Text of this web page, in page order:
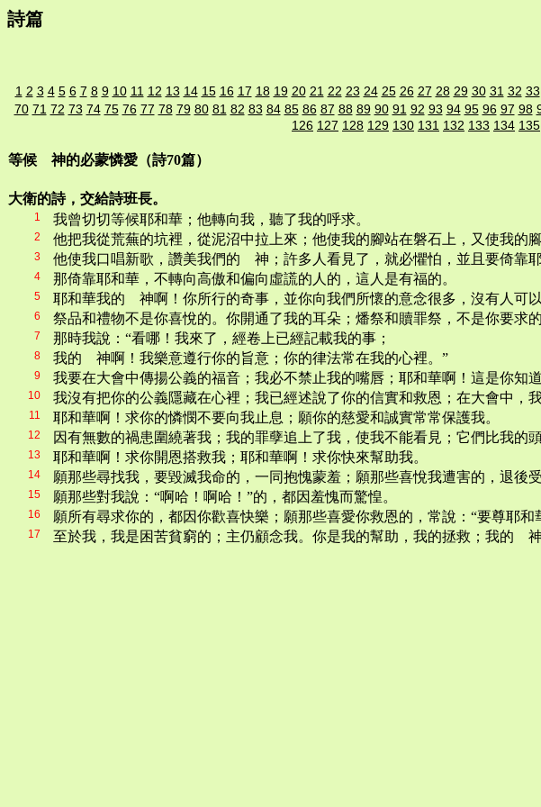
詩篇
1 2 3 4 5 6 7 8 9 10 11 12 13 14 15 16 17 18 19 20 21 22 23 24 25 26 27 28 29 30 31 32 33
70 71 72 73 74 75 76 77 78 79 80 81 82 83 84 85 86 87 88 89 90 91 92 93 94 95 96 97 98
126 127 128 129 130 131 132 133 134 135
等候 神的必蒙憐愛（詩70篇）
大衛的詩，交給詩班長。
1 我曾切切等候耶和華；他轉向我，聽了我的呼求。
2 他把我從荒蕪的坑裡，從泥沼中拉上來；他使我的腳站在磐石上，又使我的腳
3 他使我口唱新歌，讚美我們的 神；許多人看見了，就必懼怕，並且要倚靠耶
4 那倚靠耶和華，不轉向高傲和偏向虛謊的人的，這人是有福的。
5 耶和華我的 神啊！你所行的奇事，並你向我們所懷的意念很多，沒有人可
6 祭品和禮物不是你喜悅的。你開通了我的耳朵；燔祭和贖罪祭，不是你要求的
7 那時我說：“看哪！我來了，經卷上已經記載我的事；
8 我的 神啊！我樂意遵行你的旨意；你的律法常在我的心裡。”
9 我要在大會中傳揚公義的福音；我必不禁止我的嘴唇；耶和華啊！這是你知道
10 我沒有把你的公義隱藏在心裡；我已經述說了你的信實和救恩；在大會中，
11 耶和華啊！求你的憐憫不要向我止息；願你的慈愛和誠實常常保護我。
12 因有無數的禍患圍繞著我；我的罪孽追上了我，使我不能看見；它們比我的
13 耶和華啊！求你開恩搭救我；耶和華啊！求你快來幫助我。
14 願那些尋找我，要毀滅我命的，一同抱愧蒙羞；願那些喜悅我遭害的，退後受
15 願那些對我說：“啊哈！啊哈！”的，都因羞愧而驚惶。
16 願所有尋求你的，都因你歡喜快樂；願那些喜愛你救恩的，常說：“要尊耶和
17 至於我，我是困苦貧窮的；主仍顧念我。你是我的幫助，我的拯救；我的 神